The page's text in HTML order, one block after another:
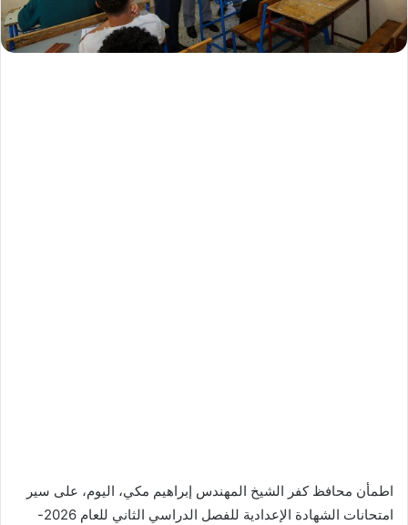
اطمأن محافظ كفر الشيخ المهندس إبراهيم مكي، اليوم، على سير
امتحانات الشهادة الإعدادية للفصل الدراسي الثاني للعام 2026-